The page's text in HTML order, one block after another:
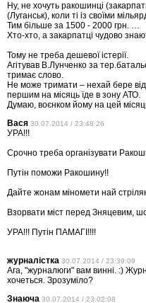
Ну, не хочуть ракошинці
(Луганськ), коли ті із своїми
Тим більше за 1500 - 2000 грн. …
Хто-хто, а закарпатці чудово
Тому не треба дешевої істерії.
Агітував В.Лунченко за
тримає слово.
Не може тримати – нехай бере
першим на місяць їде в зону АТО.
Думаю, воєнком йому на цей
Вася 30.07.2014 / 23:48:26
УРА!!!
Срочно треба організувати
Путін поможи Ракошину!!
Дайте жонам міномети най
Взорвати міст перед Зняцевим,
УРА!!! Путін ПАМАГІ!!!!
журналістка 30.07.2014 / 23:39:09
Ага, "журналюги" вам винні. :)
хочеться. Зрозуміло?
Знаюча 30.07.2014 / 23:02:08